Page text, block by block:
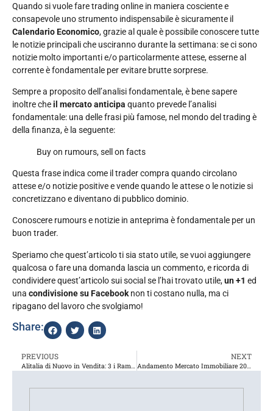
Quando si vuole fare trading online in maniera cosciente e
consapevole uno strumento indispensabile è sicuramente il
Calendario Economico, grazie al quale è possibile conoscere tutte
le notizie principali che usciranno durante la settimana: se ci sono
notizie molto importanti e/o particolarmente attese, esserne al
corrente è fondamentale per evitare brutte sorprese.
Sempre a proposito dell’analisi fondamentale, è bene sapere
inoltre cheil mercato anticipa quanto prevede l’analisi
fondamentale: una delle frasi più famose, nel mondo del trading è
della finanza, è la seguente:
Buy on rumours, sell on facts
Questa frase indica come il trader compra quando circolano
attese e/o notizie positive e vende quando le attese o le notizie si
concretizzano e diventano di pubblico dominio.
Conoscere rumours e notizie in anteprima è fondamentale per un
buon trader.
Speriamo che quest’articolo ti sia stato utile, se vuoi aggiungere
qualcosa o fare una domanda lascia un commento, e ricorda di
condividere quest’articolo sui social se l’hai trovato utile,un +1 ed
una condivisione su Facebook non ti costano nulla, ma ci
ripagano del lavoro che svolgiamo!
Share:
PREVIOUS
Alitalia di Nuovo in Vendita: 3 i Rami d’Azienda
NEXT
Andamento Mercato Immobiliare 2018 – 2019